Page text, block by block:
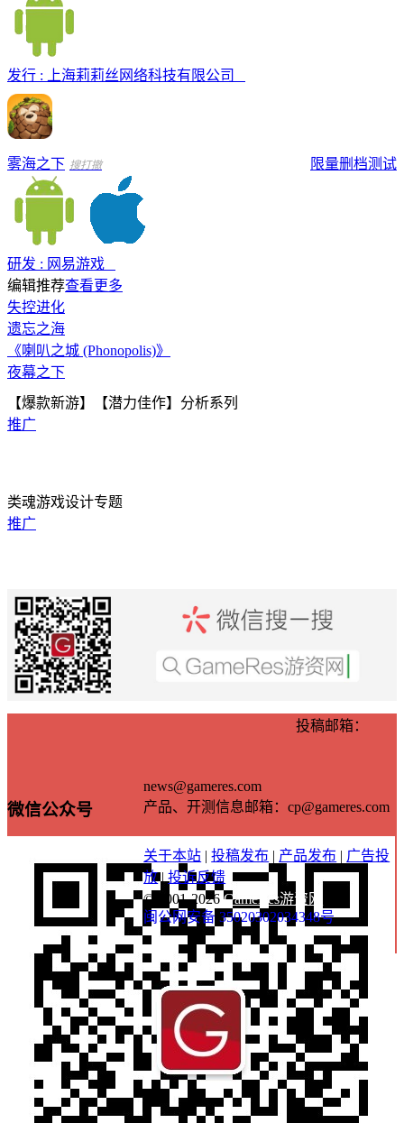
发行 : 上海莉莉丝网络科技有限公司
雾海之下 搜打撤 限量删档测试
研发 : 网易游戏
编辑推荐查看更多
失控进化
遗忘之海
《喇叭之城 (Phonopolis)》
夜幕之下
【爆款新游】【潜力佳作】分析系列
推广
类魂游戏设计专题
推广
微信公众号
投稿邮箱：
news@gameres.com
产品、开测信息邮箱：cp@gameres.com
关于本站 |投稿发布 | 产品发布 | 广告投
放|投诉反馈
© 2001-2026GameRes游资网
闽公网安备 35020302034348号